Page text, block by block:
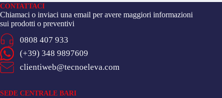
CONTATTACI
Chiamaci o inviaci una email per avere maggiori informazioni
sui prodotti o preventivi
0808 407 933
(+39) 348 9897609
clientiweb@tecnoeleva.com
SEDE CENTRALE BARI